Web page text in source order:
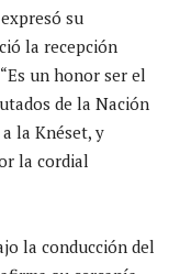
su
la recepción
un honor ser el
de la Nación
la Knéset, y
la cordial
la conducción del